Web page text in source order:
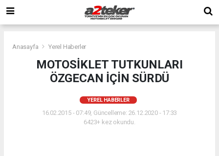
Anasayfa Yerel Haberler
MOTOSİKLET TUTKUNLARI
ÖZGECAN İÇİN SÜRDÜ
YEREL HABERLER
16.02.2015 - 07:49, Güncelleme: 26.12.2020 - 17:33
6423+ kez okundu.